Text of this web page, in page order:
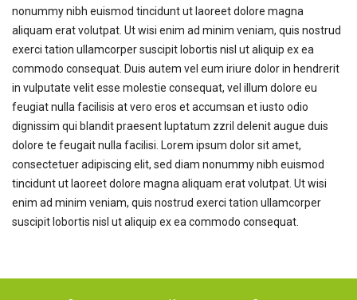
nonummy nibh euismod tincidunt ut laoreet dolore magna
aliquam erat volutpat. Ut wisi enim ad minim veniam, quis nostrud
exerci tation ullamcorper suscipit lobortis nisl ut aliquip ex ea
commodo consequat. Duis autem vel eum iriure dolor in hendrerit
in vulputate velit esse molestie consequat, vel illum dolore eu
feugiat nulla facilisis at vero eros et accumsan et iusto odio
dignissim qui blandit praesent luptatum zzril delenit augue duis
dolore te feugait nulla facilisi. Lorem ipsum dolor sit amet,
consectetuer adipiscing elit, sed diam nonummy nibh euismod
tincidunt ut laoreet dolore magna aliquam erat volutpat. Ut wisi
enim ad minim veniam, quis nostrud exerci tation ullamcorper
suscipit lobortis nisl ut aliquip ex ea commodo consequat.